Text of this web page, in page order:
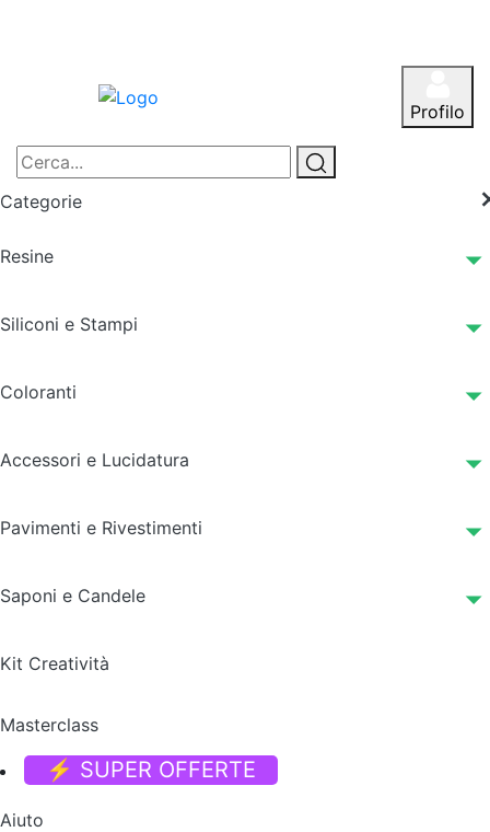
Profilo
Categorie
Resine
Siliconi e Stampi
Coloranti
Accessori e Lucidatura
Pavimenti e Rivestimenti
Saponi e Candele
Kit Creatività
Masterclass
⚡ SUPER OFFERTE
Aiuto